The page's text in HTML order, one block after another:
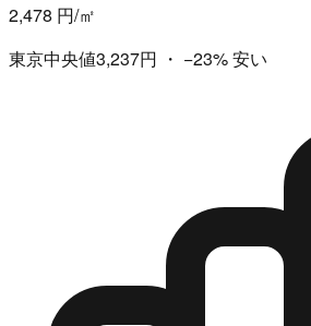
2,478 円/㎡
東京中央値3,237円 ・ −23%安い